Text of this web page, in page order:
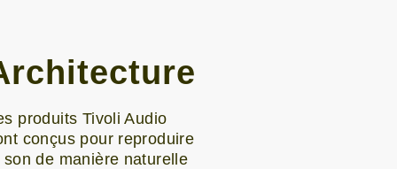
produits Tivoli Audio
conçus pour reproduire
son de manière naturelle